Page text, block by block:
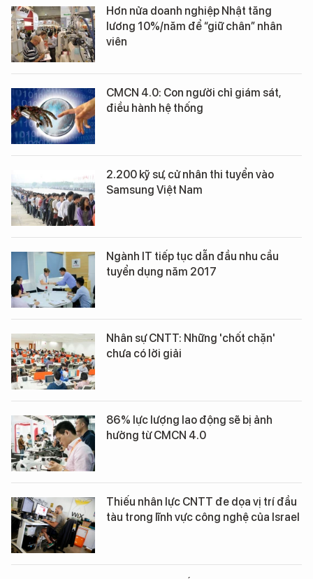
Hơn nửa doanh nghiệp Nhật tăng
lương 10%/năm để “giữ chân” nhân
viên
CMCN 4.0: Con người chỉ giám sát,
điều hành hệ thống
2.200 kỹ sư, cử nhân thi tuyển vào
Samsung Việt Nam
Ngành IT tiếp tục dẫn đầu nhu cầu
tuyển dụng năm 2017
Nhân sự CNTT: Những 'chốt chặn'
chưa có lời giải
86% lực lượng lao động sẽ bị ảnh
hưởng từ CMCN 4.0
Thiếu nhân lực CNTT đe dọa vị trí đầu
tàu trong lĩnh vực công nghệ của Israel